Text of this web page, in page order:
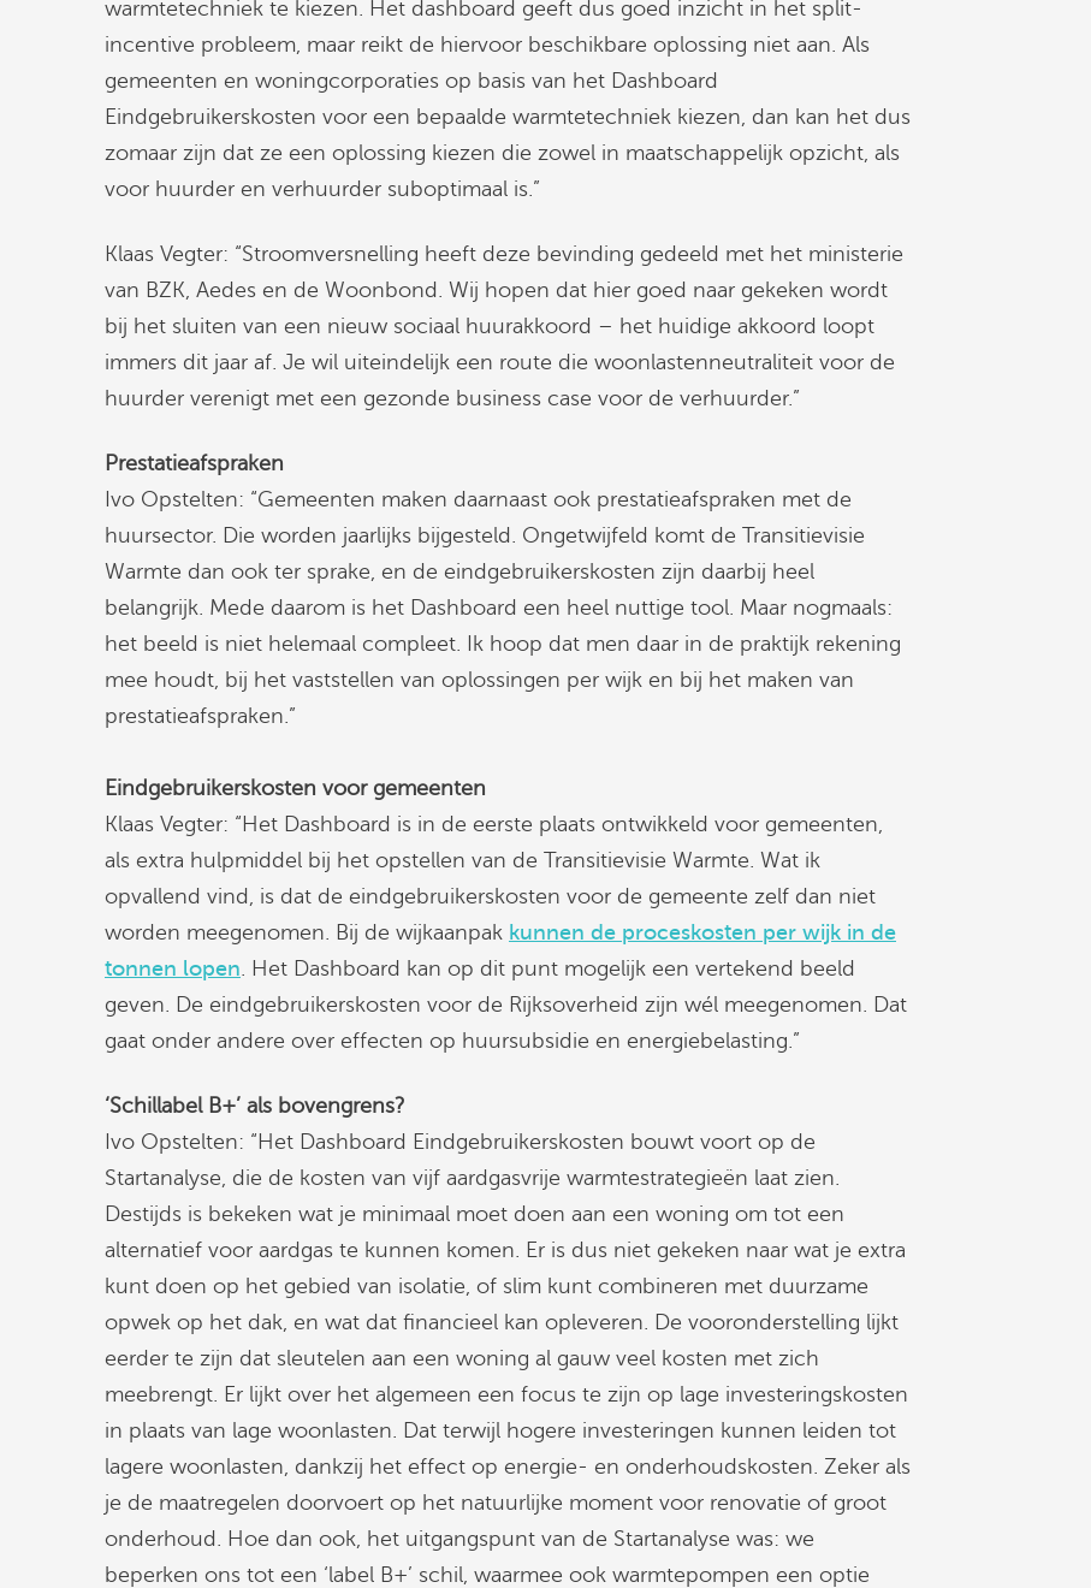
warmtetechniek te kiezen. Het dashboard geeft dus goed inzicht in het split-
incentive probleem, maar reikt de hiervoor beschikbare oplossing niet aan. Als
gemeenten en woningcorporaties op basis van het Dashboard
Eindgebruikerskosten voor een bepaalde warmtetechniek kiezen, dan kan het dus
zomaar zijn dat ze een oplossing kiezen die zowel in maatschappelijk opzicht, als
voor huurder en verhuurder suboptimaal is.”
Klaas Vegter: “Stroomversnelling heeft deze bevinding gedeeld met het ministerie
van BZK, Aedes en de Woonbond. Wij hopen dat hier goed naar gekeken wordt
bij het sluiten van een nieuw sociaal huurakkoord – het huidige akkoord loopt
immers dit jaar af. Je wil uiteindelijk een route die woonlastenneutraliteit voor de
huurder verenigt met een gezonde business case voor de verhuurder.”
Prestatieafspraken
Ivo Opstelten: “Gemeenten maken daarnaast ook prestatieafspraken met de
huursector. Die worden jaarlijks bijgesteld. Ongetwijfeld komt de Transitievisie
Warmte dan ook ter sprake, en de eindgebruikerskosten zijn daarbij heel
belangrijk. Mede daarom is het Dashboard een heel nuttige tool. Maar nogmaals:
het beeld is niet helemaal compleet. Ik hoop dat men daar in de praktijk rekening
mee houdt, bij het vaststellen van oplossingen per wijk en bij het maken van
prestatieafspraken.”
Eindgebruikerskosten voor gemeenten
Klaas Vegter: “Het Dashboard is in de eerste plaats ontwikkeld voor gemeenten,
als extra hulpmiddel bij het opstellen van de Transitievisie Warmte. Wat ik
opvallend vind, is dat de eindgebruikerskosten voor de gemeente zelf dan niet
worden meegenomen. Bij de wijkaanpak kunnen de proceskosten per wijk in de
tonnen lopen. Het Dashboard kan op dit punt mogelijk een vertekend beeld
geven. De eindgebruikerskosten voor de Rijksoverheid zijn wél meegenomen. Dat
gaat onder andere over effecten op huursubsidie en energiebelasting.”
‘Schillabel B+’ als bovengrens?
Ivo Opstelten: “Het Dashboard Eindgebruikerskosten bouwt voort op de
Startanalyse, die de kosten van vijf aardgasvrije warmtestrategieën laat zien.
Destijds is bekeken wat je minimaal moet doen aan een woning om tot een
alternatief voor aardgas te kunnen komen. Er is dus niet gekeken naar wat je extra
kunt doen op het gebied van isolatie, of slim kunt combineren met duurzame
opwek op het dak, en wat dat financieel kan opleveren. De vooronderstelling lijkt
eerder te zijn dat sleutelen aan een woning al gauw veel kosten met zich
meebrengt. Er lijkt over het algemeen een focus te zijn op lage investeringskosten
in plaats van lage woonlasten. Dat terwijl hogere investeringen kunnen leiden tot
lagere woonlasten, dankzij het effect op energie- en onderhoudskosten. Zeker als
je de maatregelen doorvoert op het natuurlijke moment voor renovatie of groot
onderhoud. Hoe dan ook, het uitgangspunt van de Startanalyse was: we
beperken ons tot een ‘label B+’ schil, waarmee ook warmtepompen een optie